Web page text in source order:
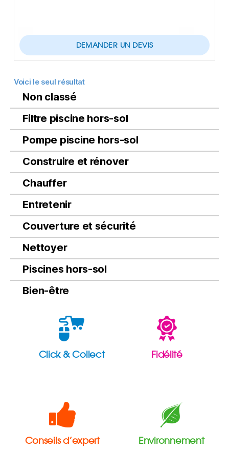
DEMANDER UN DEVIS
Voici le seul résultat
Non classé
Filtre piscine hors-sol
Pompe piscine hors-sol
Construire et rénover
Chauffer
Entretenir
Couverture et sécurité
Nettoyer
Piscines hors-sol
Bien-être
Click & Collect
Conseils d’expert
Fidélité
Environnement